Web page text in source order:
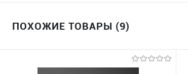
ПОХОЖИЕ ТОВАРЫ (9)